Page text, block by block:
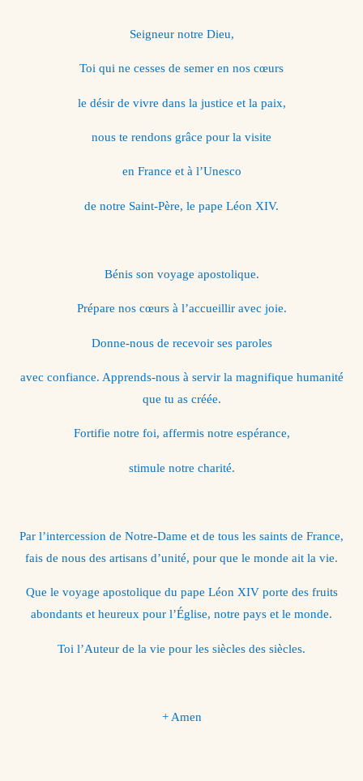
Seigneur notre Dieu,
Toi qui ne cesses de semer en nos cœurs
le désir de vivre dans la justice et la paix,
nous te rendons grâce pour la visite
en France et à l’Unesco
de notre Saint-Père, le pape Léon XIV.
Bénis son voyage apostolique.
Prépare nos cœurs à l’accueillir avec joie.
Donne-nous de recevoir ses paroles
avec confiance. Apprends-nous à servir la magnifique humanité
que tu as créée.
Fortifie notre foi, affermis notre espérance,
stimule notre charité.
Par l’intercession de Notre-Dame et de tous les saints de France,
fais de nous des artisans d’unité, pour que le monde ait la vie.
Que le voyage apostolique du pape Léon XIV porte des fruits
abondants et heureux pour l’Église, notre pays et le monde.
Toi l’Auteur de la vie pour les siècles des siècles.
+ Amen